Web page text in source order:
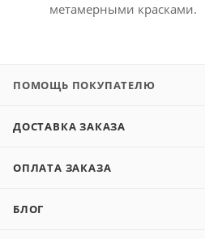
метамерными красками.
ПОМОЩЬ ПОКУПАТЕЛЮ
ДОСТАВКА ЗАКАЗА
ОПЛАТА ЗАКАЗА
БЛОГ